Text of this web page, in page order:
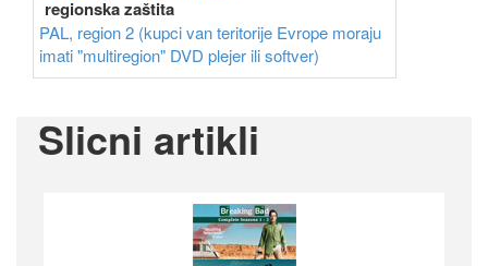
regionska zaštita
PAL, region 2 (kupci van teritorije Evrope moraju
imati "multiregion" DVD plejer ili softver)
Slicni artikli